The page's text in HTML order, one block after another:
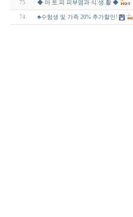
75 ◆ 아.토.피 피부염과 식.생.활 ◆
74 ♣수험생 및 가족 20% 추가할인!